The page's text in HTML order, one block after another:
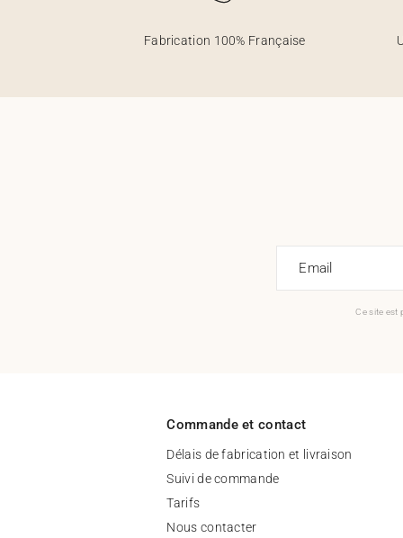
Fabrication 100% Française
Email
Ce site est
Commande et contact
Délais de fabrication et livraison
Suivi de commande
Tarifs
Nous contacter